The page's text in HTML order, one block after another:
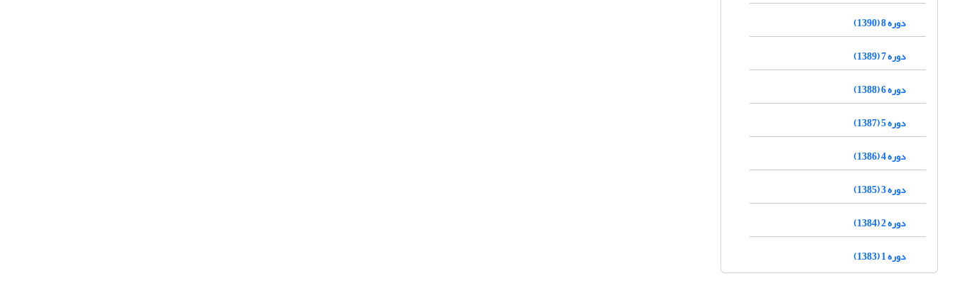
دوره 8 (1390)
دوره 7 (1389)
دوره 6 (1388)
دوره 5 (1387)
دوره 4 (1386)
دوره 3 (1385)
دوره 2 (1384)
دوره 1 (1383)